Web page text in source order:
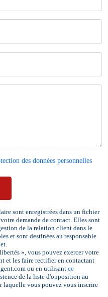
des données personnelles
sont enregistrées dans un fichier
demande de contact. Elles sont
de la relation client dans le
et sont destinées au responsable
», vous pouvez exercer votre
et les faire rectifier en contactant
ou en utilisant ce
de la liste d'opposition au
laquelle vous pouvez vous inscrire